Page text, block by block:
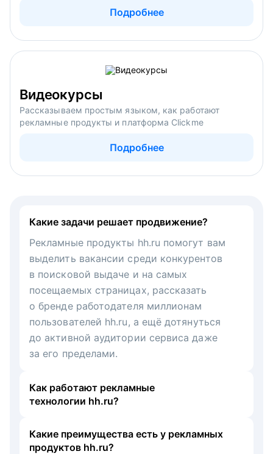
Подробнее
Видеокурсы
Рассказываем простым языком, как работают
рекламные продукты и платформа Clickme
Подробнее
Какие задачи решает продвижение?
Рекламные продукты hh.ru помогут вам
выделить вакансии среди конкурентов
в поисковой выдаче и на самых
посещаемых страницах, рассказать
о бренде работодателя миллионам
пользователей hh.ru, а ещё дотянуться
до активной аудитории сервиса даже
за его пределами.
Как работают рекламные
технологии hh.ru?
Какие преимущества есть у рекламных
продуктов hh.ru?